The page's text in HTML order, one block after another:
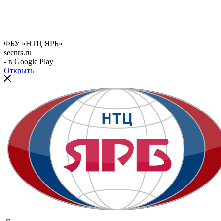
ФБУ «НТЦ ЯРБ»
secnrs.ru
- в Google Play
Открыть